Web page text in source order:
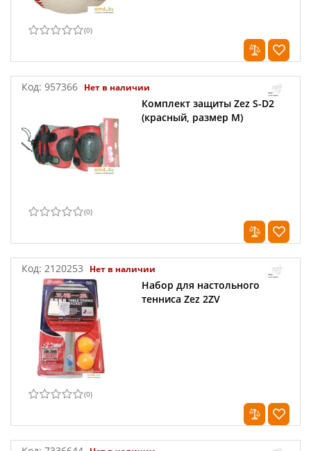
(0)
Код: 957366 Нет в наличии
Комплект защиты Zez S-D2
(красный, размер M)
(0)
Код: 2120253 Нет в наличии
Набор для настольного
тенниса Zez 2ZV
(0)